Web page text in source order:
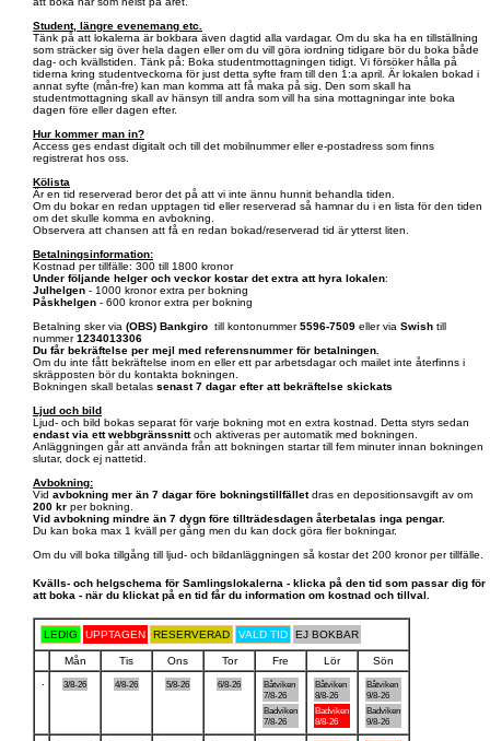
Student, längre evenemang etc.
Tänk på att lokalerna är bokbara även dagtid alla vardagar. Om du ska ha en tillställning
som sträcker sig över hela dagen eller om du vill göra iordning tidigare bör du boka både
dag- och kvällstiden. Tänk på: Boka studentmottagningen tidigt. Vi försöker hålla på
tiderna kring studentveckorna för just detta syfte fram till den 1:a april. Är lokalen bokad i
annat syfte (mån-fre) kan man komma att få maka på sig. Den som skall ha
studentmottagning skall av hänsyn till andra som vill ha sina mottagningar inte boka
dagen före eller dagen efter.
Hur kommer man in?
Access ges endast digitalt och till det mobilnummer eller e-postadress som finns
registrerat hos oss.
Kölista
Är en tid reserverad beror det på att vi inte ännu hunnit behandla tiden.
Om du bokar en redan upptagen tid eller reserverad så hamnar du i en lista för den tiden
om det skulle komma en avbokning.
Observera att chansen att få en redan bokad/reserverad tid är ytterst liten.
Betalningsinformation:
Kostnad per tillfälle: 300 till 1800 kronor
Under följande helger och veckor kostar det extra att hyra lokalen:
Julhelgen - 1000 kronor extra per bokning
Påskhelgen - 600 kronor extra per bokning
Betalning sker via (OBS) Bankgiro till kontonummer5596-7509 eller via Swish till
nummer1234013306
Du får bekräftelse per mejl med referensnummer för betalningen.
Om du inte fått bekräftelse inom en eller ett par arbetsdagar och mailet inte återfinns i
skräpposten bör du kontakta bokningen.
Bokningen skall betalas senast 7 dagar efter att bekräftelse skickats
Ljud och bild
Ljud- och bild bokas separat för varje bokning mot en extra kostnad. Detta styrs sedan
endast via ett webbgränssnittoch aktiveras per automatik med bokningen.
Anläggningen går att använda från att bokningen startar till fem minuter innan bokningen
slutar, dock ej nattetid.
Avbokning:
Vid avbokning mer än 7 dagar före bokningstillfälletdras en depositionsavgift av om
200 kr per bokning.
Vid avbokning mindre än 7 dygn före tillträdesdagen återbetalas inga pengar.
Du kan boka max 1 kväll per gång men du kan dock göra fler bokningar.
Om du vill boka tillgång till ljud- och bildanläggningen så kostar det 200 kronor per tillfälle.
Kvälls- och helgschema för Samlingslokalerna - klicka på den tid som passar dig för
att boka - när du klickat på en tid får du information om kostnad och tillval.
LEDIG UPPTAGEN RESERVERAD VALD TID EJ BOKBAR
Mån Tis Ons Tor Fre Lör
Sön
3/8-26 4/8-26 5/8-26 6/8-26
Båtviken
7/8-26
Badviken
7/8-26
Båtviken
8/8-26
Badviken
8/8-26
Båtviken
9/8-26
Badviken
9/8-26